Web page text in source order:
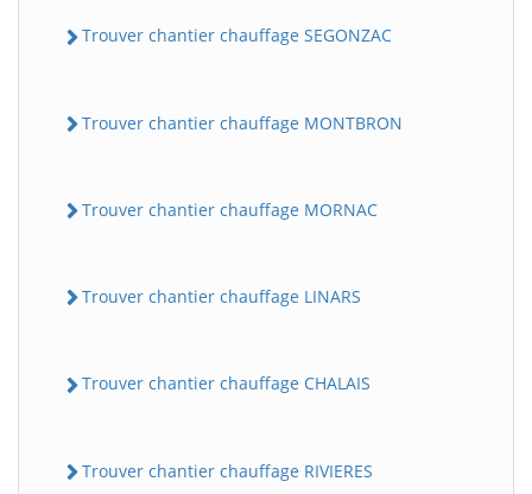
Trouver chantier chauffage SEGONZAC
Trouver chantier chauffage MONTBRON
Trouver chantier chauffage MORNAC
Trouver chantier chauffage LINARS
Trouver chantier chauffage CHALAIS
Trouver chantier chauffage RIVIERES